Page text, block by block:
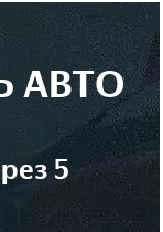
АВТО